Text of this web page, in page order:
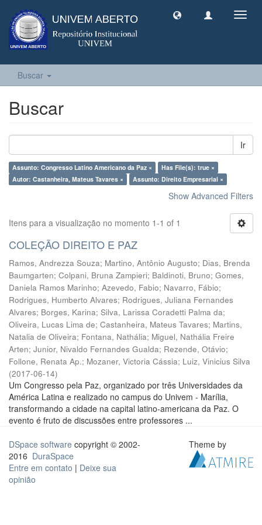
Buscar
Buscar
Ir
Assunto: Congresso Latino Americano da Paz ×
Has File(s): true ×
Autor: Castanheira, Mateus Tavares ×
Assunto: Direito Empresarial ×
Show Advanced Filters
Itens para a visualização no momento 1-1 of 1
COLEÇÃO DIREITO E PAZ
Ramos, Andrezza Souza; Martino, Antônio Augusto; Dias, Brenda
Baumgarten; Colpani, Bruna Zampieri; Baldinoti, Bruno; Gomes,
Daniela Ramos Marinho; Azevedo, Fabio; Navarro, Fábio;
Rodrigues, Humberto Alvares; Rodrigues, Juliana Fernandes
Alvares; Borges, Karina; Silva, Larissa Coradetti Palma da;
Oliveira, Lucas Lima de; Castanheira, Mateus Tavares; Martins,
Natalia de Oliveira; Fontana, Nathália; Miguel, Nathália Freire
Arten; Junior, Nivaldo Fernandes Gualda; Rezende, Otávio;
Follone, Renata Ap.; Mozaner, Victoria Cássia; Luiz, Vinicius Silva
(2017-06-14)
Um Congresso pela Paz, organizado por três Universidades da
América Latina e realizado no campus do Univem - Marília,
transformando a cidade na capital latino-americana da Paz. O
evento é fruto de discussões entre professores ...
DSpace software copyright © 2002-
2016 DuraSpace
Entre em contato | Deixe sua
opinião
Theme by